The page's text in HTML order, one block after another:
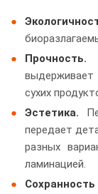
Прочность.
выдерживает
сухих
Эстетика.
передает
разных
ламинацией.